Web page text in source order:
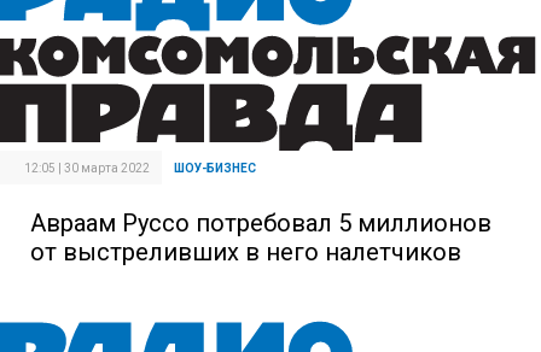
12:05 | 30 марта 2022 ШОУ-БИЗНЕС
Авраам Руссо потребовал 5 миллионов
от выстреливших в него налетчиков